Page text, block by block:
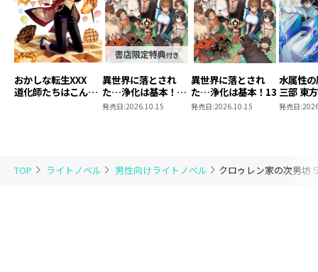
TOP ライトノベル 男性向けライトノベル クロゥレン家の次男坊
おかしな転生XXX
道化師たちはこんが
異世界に落とされ
た…浄化は基本！
13【ピッコマ限定
発売日:2026.10.15
異世界に落とされ
た…浄化は基本！13
発売日:2026.10.15
水属性
三部 東
発売日: